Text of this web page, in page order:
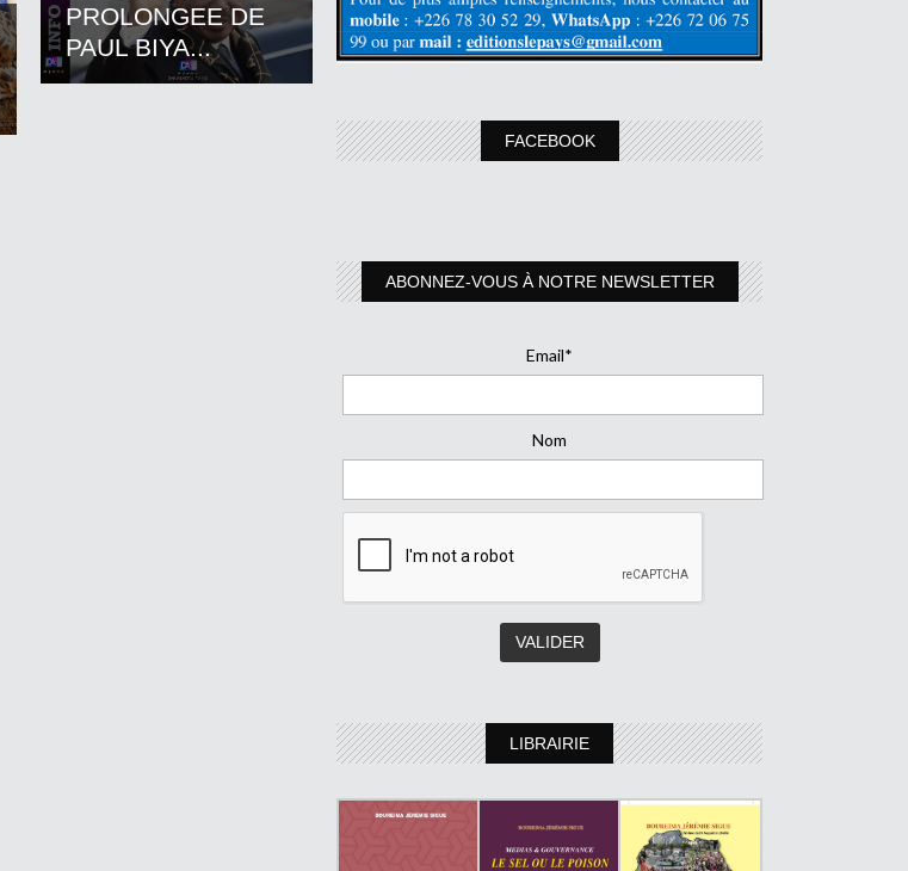
PROLONGEE DE
PAUL BIYA...
FACEBOOK
ABONNEZ-VOUS À NOTRE NEWSLETTER
Email*
Nom
LIBRAIRIE